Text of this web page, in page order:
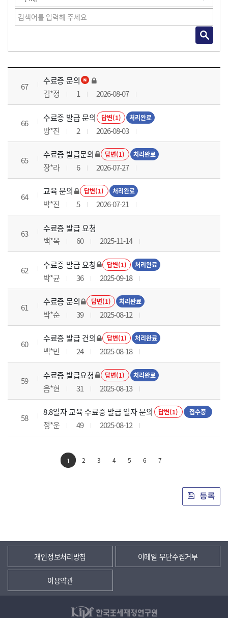
국가회계실무 과정 목록 으로 번호, 제목, 작성자, 조회수, 등록 일로 나열 되고 있습니다.
67
수료증 문의
김*정
1 2026-08-07
66
수료증 발급 문의 답변(1) 처리완료
방*진 2 2026-08-03
65
수료증 발급문의 답변(1) 처리완료
장*라 6 2026-07-27
64
교육 문의 답변(1) 처리완료
박*진 5 2026-07-21
63
수료증 발급 요청
백*옥
60 2025-11-14
62
수료증 발급 요청 답변(1) 처리완료
박*균 36 2025-09-18
61
수료증 문의 답변(1) 처리완료
박*순 39 2025-08-12
60
수료증 발급 건의 답변(1) 처리완료
백*민 24 2025-08-18
59
수료증 발급요청 답변(1) 처리완료
음*현 31 2025-08-13
58
8.8일자 교육 수료증 발급 일자 문의 답변(1) 접수중
정*운 49 2025-08-12
1 2 3 4 5 6 7
등록
개인정보처리방침 이메일 무단수집거부
이용약관